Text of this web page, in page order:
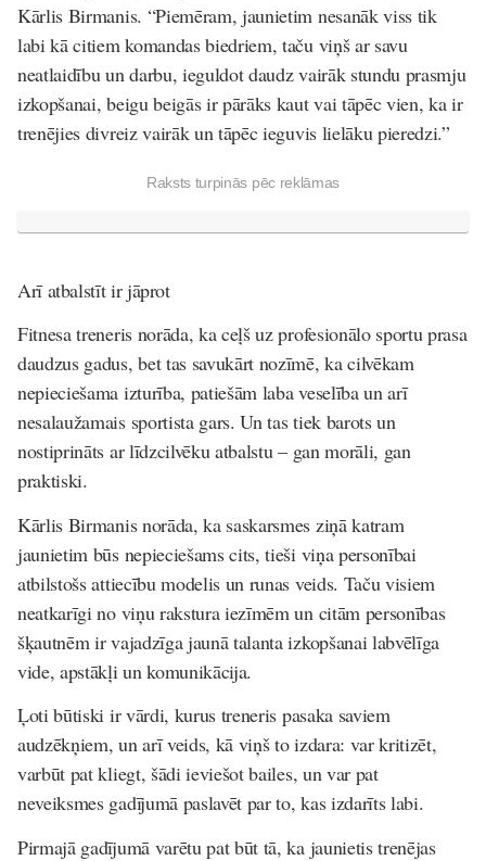
Kārlis Birmanis. “Piemēram, jaunietim nesanāk viss tik
labi kā citiem komandas biedriem, taču viņš ar savu
neatlaidību un darbu, ieguldot daudz vairāk stundu prasmju
izkopšanai, beigu beigās ir pārāks kaut vai tāpēc vien, ka ir
trenējies divreiz vairāk un tāpēc ieguvis lielāku pieredzi.”
Raksts turpinās pēc reklāmas
Arī atbalstīt ir jāprot
Fitnesa treneris norāda, ka ceļš uz profesionālo sportu prasa
daudzus gadus, bet tas savukārt nozīmē, ka cilvēkam
nepieciešama izturība, patiešām laba veselība un arī
nesalaužamais sportista gars. Un tas tiek barotsun
nostiprināts ar līdzcilvēku atbalstu – gan morāli, gan
praktiski.
Kārlis Birmanis norāda, ka saskarsmes ziņā katram
jaunietim būs nepieciešams cits, tieši viņa personībai
atbilstošs attiecību modelis un runas veids. Taču visiem
neatkarīgi no viņu rakstura iezīmēm un citām personības
šķautnēm ir vajadzīga jaunā talanta izkopšanai labvēlīga
vide, apstākļi un komunikācija.
Ļoti būtiski ir vārdi, kurus treneris pasaka saviem
audzēkņiem, un arī veids, kā viņš to izdara: var kritizēt,
varbūt pat kliegt, šādi ieviešot bailes, un var pat
neveiksmes gadījumā paslavēt par to, kas izdarīts labi.
Pirmajā gadījumā varētu pat būt tā, ka jaunietis trenējas